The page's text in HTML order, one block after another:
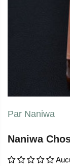
Par Naniwa
Naniwa